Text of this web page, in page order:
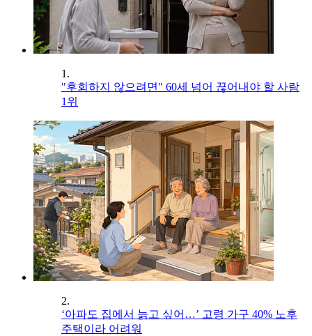
1.
"후회하지 않으려면" 60세 넘어 끊어내야 할 사람
1위
2.
‘아파도 집에서 늙고 싶어…’ 고령 가구 40% 노후
주택이라 어려워